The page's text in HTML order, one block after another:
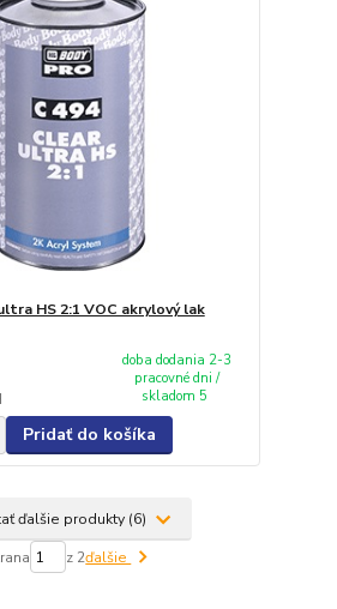
HS 2:1 VOC akrylový lak
doba dodania 2-3
pracovné dni /
skladom 5
Pridať do košíka
ďalšie produkty (6)
z 2ďalšie